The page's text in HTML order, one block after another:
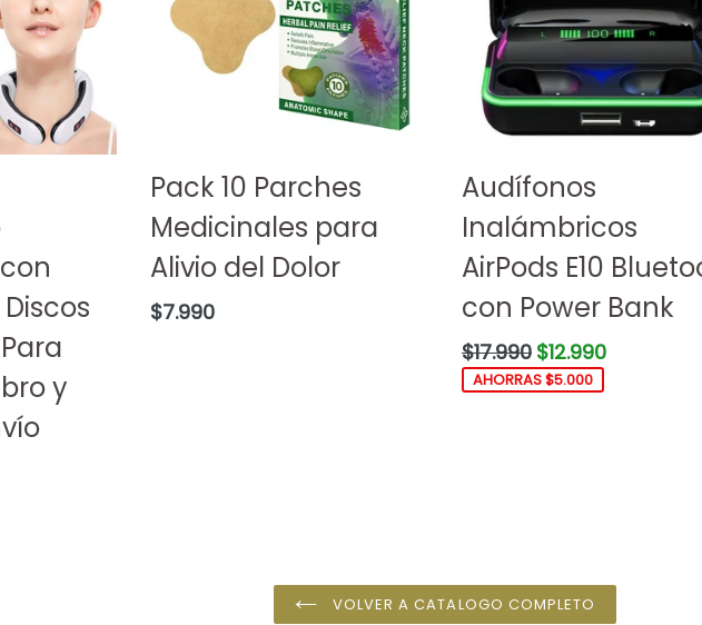
y
Pack 10 Parches
Medicinales para
Alivio del Dolor
Precio
$7.990
Audífonos
Inalámbricos
AirPods E10
con Power Bank
Precio
habitual
$17.990 $12.990
AHORRAS $5.000
VOLVER A CATALOGO COMPLETO